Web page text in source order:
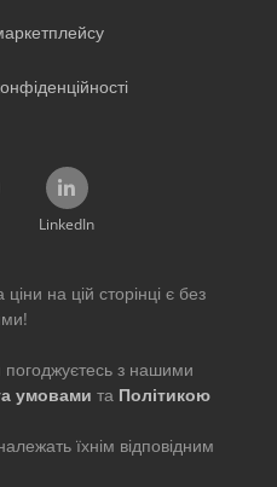
LinkedIn
на цій сторінці є без
з нашими
умовами та Політикою
їхнім відповідним